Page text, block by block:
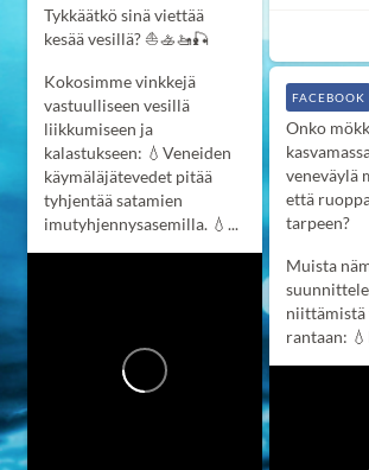
Tykkäätkö sinä viettää
kesää vesillä? ⛵️🚣‍🚤🎣
Kokosimme vinkkejä
vastuulliseen vesillä
liikkumiseen ja
kalastukseen: 💧Veneiden
käymäläjätevedet pitää
tyhjentää satamien
imutyhjennysasemilla. 💧...
Onko
veneväylä
että
tarpeen?
Muista
niittämistä
rantaan:
FACEBOOK